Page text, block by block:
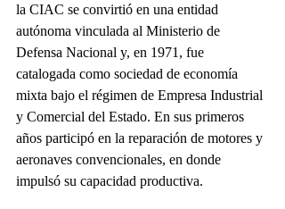
la CIAC se convirtió en una entidad
autónoma vinculada al Ministerio de
Defensa Nacional y, en 1971, fue
catalogada como sociedad de economía
mixta bajo el régimen de Empresa Industrial
y Comercial del Estado. En sus primeros
años participó en la reparación de motores y
aeronaves convencionales, en donde
impulsó su capacidad productiva.